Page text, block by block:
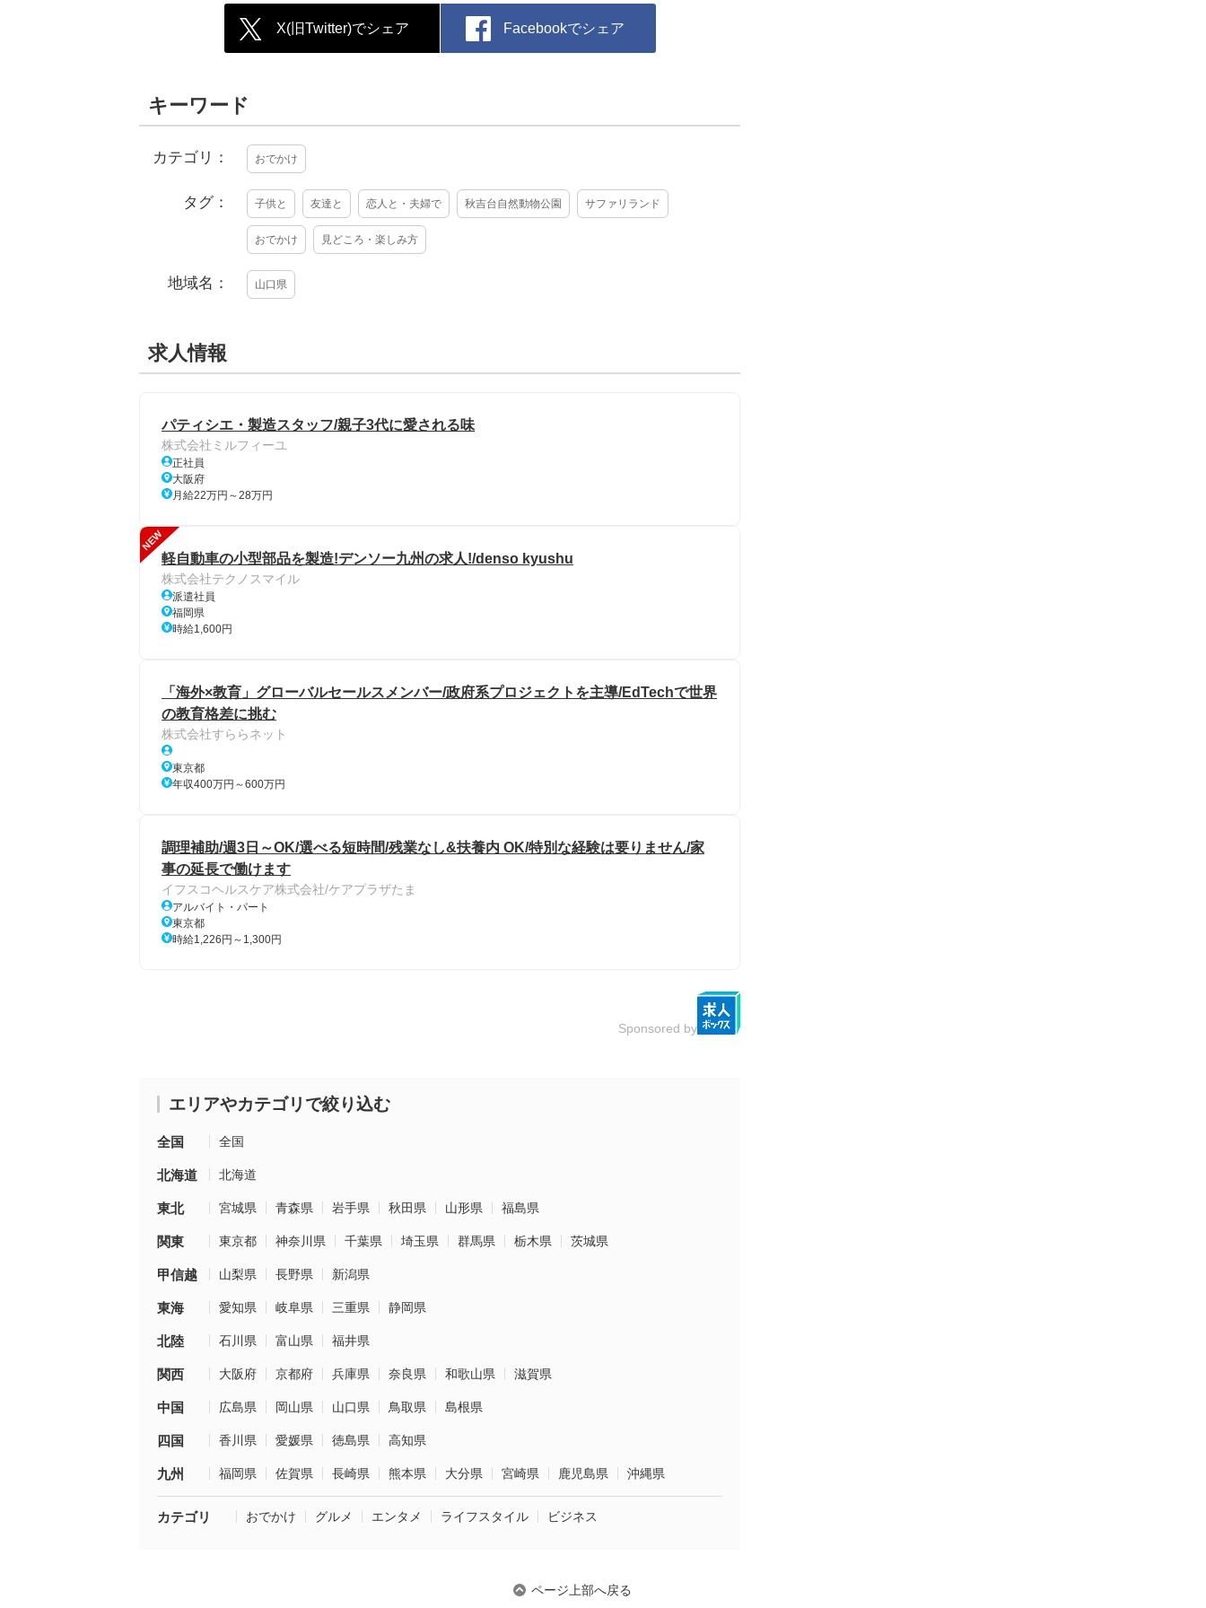
X(旧Twitter)でシェア Facebookでシェア
キーワード
カテゴリ： おでかけ
タグ： 子供と 友達と 恋人と・夫婦で 秋吉台自然動物公園 サファリランド
おでかけ 見どころ・楽しみ方
地域名： 山口県
求人情報
パティシエ・製造スタッフ/親子3代に愛される味
株式会社ミルフィーユ
正社員
大阪府
月給22万円～28万円
NEW
軽自動車の小型部品を製造!デンソー九州の求人!/denso kyushu
株式会社テクノスマイル
派遣社員
福岡県
時給1,600円
「海外×教育」グローバルセールスメンバー/政府系プロジェクトを主導/EdTechで世界
の教育格差に挑む
株式会社すららネット
東京都
年収400万円～600万円
調理補助/週3日～OK/選べる短時間/残業なし&扶養内 OK/特別な経験は要りません/家
事の延長で働けます
イフスコヘルスケア株式会社/ケアプラザたま
アルバイト・パート
東京都
時給1,226円～1,300円
Sponsored by
エリアやカテゴリで絞り込む
全国 全国
北海道 北海道
東北 宮城県 青森県 岩手県 秋田県 山形県 福島県
関東 東京都 神奈川県 千葉県 埼玉県 群馬県 栃木県 茨城県
甲信越 山梨県 長野県 新潟県
東海 愛知県 岐阜県 三重県 静岡県
北陸 石川県 富山県 福井県
関西 大阪府 京都府 兵庫県 奈良県 和歌山県 滋賀県
中国 広島県 岡山県 山口県 鳥取県 島根県
四国 香川県 愛媛県 徳島県 高知県
九州 福岡県 佐賀県 長崎県 熊本県 大分県 宮崎県 鹿児島県 沖縄県
カテゴリ おでかけ グルメ エンタメ ライフスタイル ビジネス
ページ上部へ戻る